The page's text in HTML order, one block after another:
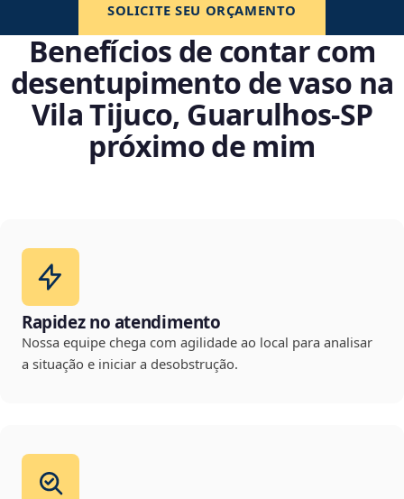
SOLICITE SEU ORÇAMENTO
Benefícios de contar com
desentupimento de vaso na
Vila Tijuco, Guarulhos‑SP
próximo de mim
Rapidez no atendimento
Nossa equipe chega com agilidade ao local para analisar
a situação e iniciar a desobstrução.